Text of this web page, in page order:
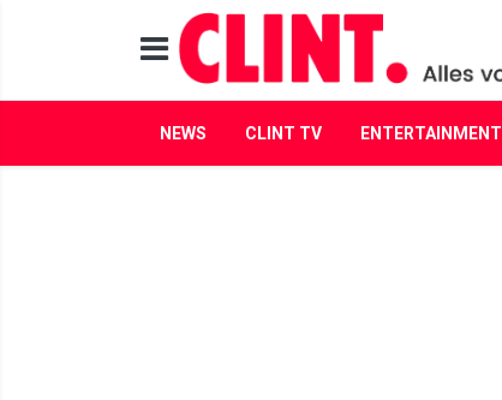
NEWS CLINT TV ENTERTAINMENT